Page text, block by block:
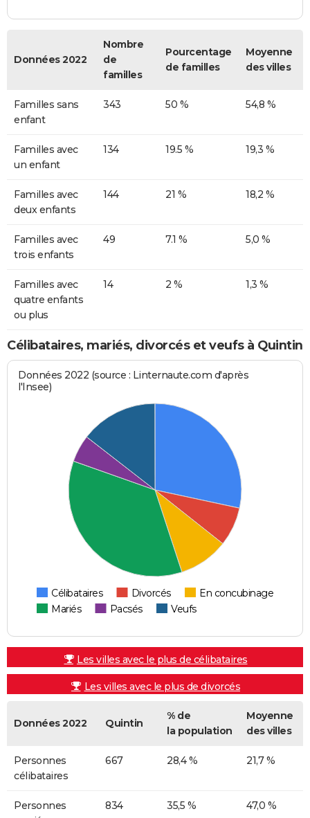
Données 2022
Nombre
de
familles
Pourcentage
de familles
Moyenne
des villes
Familles sans
enfant
343 50 % 54,8 %
Familles avec
un enfant
134 19.5 % 19,3 %
Familles avec
deux enfants
144 21 % 18,2 %
Familles avec
trois enfants
49 7.1 % 5,0 %
Familles avec
quatre enfants
ou plus
14 2 % 1,3 %
Célibataires, mariés, divorcés et veufs à Quintin
Données 2022 (source : Linternaute.com d'après
l'Insee)
Célibataires Divorcés
En concubinage
Mariés
Pacsés Veufs
Les villes avec le plus de célibataires
Les villes avec le plus de divorcés
Données 2022 Quintin
% de
la population
Moyenne
des villes
Personnes
célibataires
667 28,4 % 21,7 %
Personnes
834 35,5 % 47,0 %